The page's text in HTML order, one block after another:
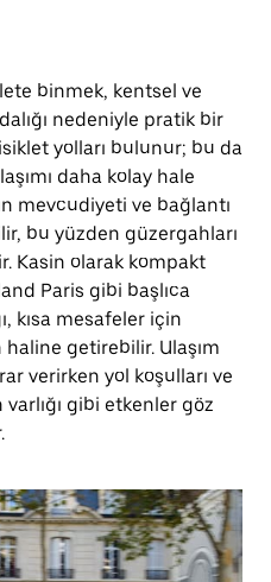
binmek, kentsel ve
nedeniyle pratik bir
yolları bulunur; bu da
daha kolay hale
mevcudiyeti ve bağlantı
bu yüzden güzergahları
Kasin olarak kompakt
Paris gibi başlıca
kısa mesafeler için
getirebilir. Ulaşım
verirken yol koşulları ve
gibi etkenler göz